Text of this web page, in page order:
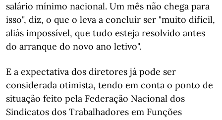
salário mínimo nacional. Um mês não chega para
isso", diz, o que o leva a concluir ser "muito difícil,
aliás impossível, que tudo esteja resolvido antes
do arranque do novo ano letivo".
E a expectativa dos diretores já pode ser
considerada otimista, tendo em conta o ponto de
situação feito pela Federação Nacional dos
Sindicatos dos Trabalhadores em Funções